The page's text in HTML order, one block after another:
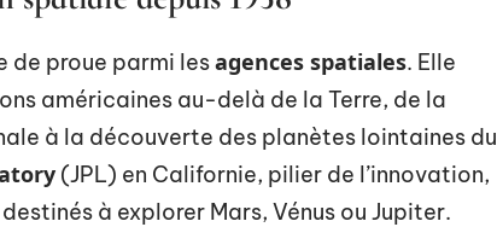
de proue parmi lesagences spatiales. Elle
américaines au-delà de la Terre, de la
à la découverte des planètes lointaines du
(JPL) en Californie, pilier de l’innovation,
à explorer Mars, Vénus ou Jupiter.